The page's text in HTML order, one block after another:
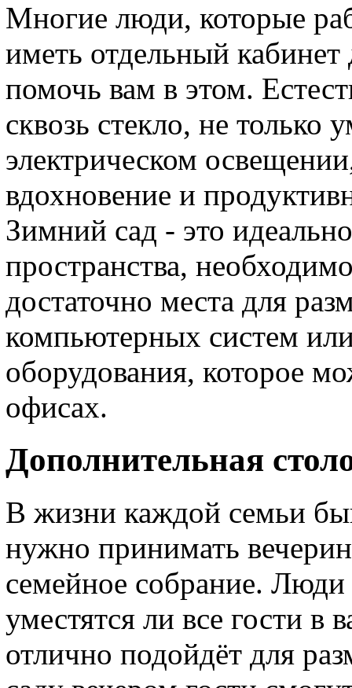
Многие люди, которые
иметь отдельный
помочь вам в этом.
сквозь стекло, не только
электрическом
вдохновение и
Зимний сад - это
пространства,
достаточно места для
компьютерных систем
оборудования, которое
офисах.
Дополнительная
В жизни каждой семьи
нужно принимать
семейное собрание. Люди
уместятся ли все гости
отлично подойдёт для